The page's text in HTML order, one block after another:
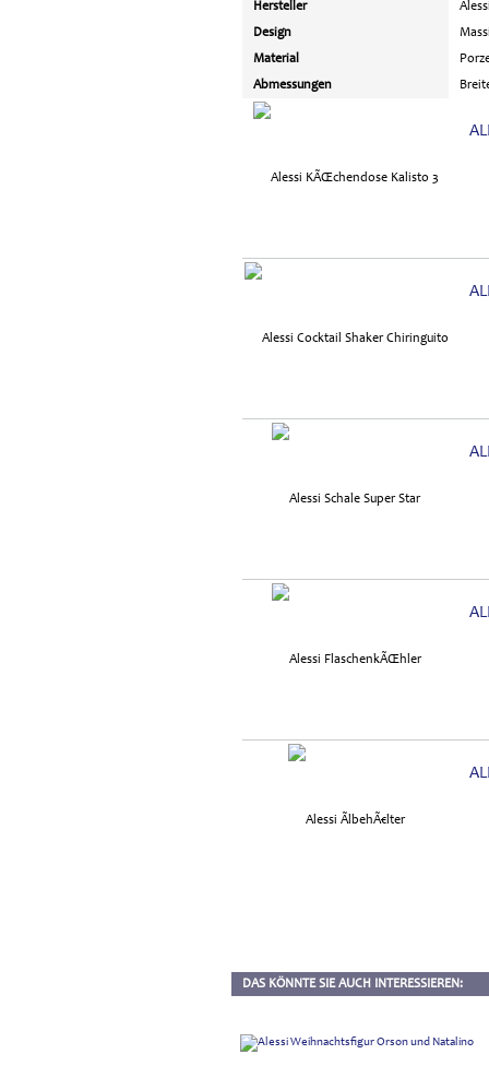
Hersteller
Design
Material
Abmessungen
DAS KÖNNTE SIE AUCH INTERESSIEREN: